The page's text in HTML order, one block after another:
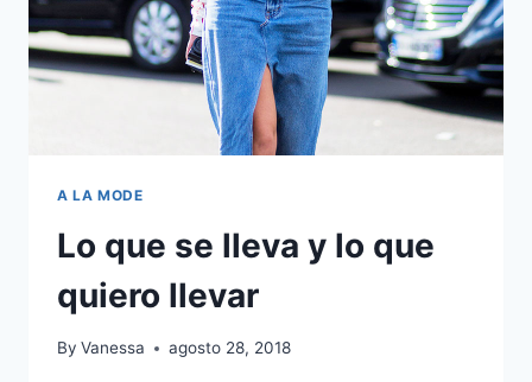
A LA MODE
Lo que se lleva y lo que
quiero llevar
By Vanessa agosto 28, 2018